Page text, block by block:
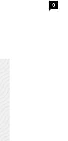
0